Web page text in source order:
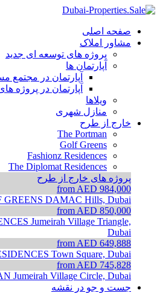
صفحه اصلی
مشاور املاک
پروژه های توسعه ای جدید
آپارتمان ها
آپارتمان در مجتمع
آپارتمان در پروژه
ویلاها
منازل شهری
خارج از طرح
The Portman
Golf Greens
Fashionz Residences
The Diplomat Residences
پروژه های خارج از طرح
from AED 984,000
GREENS DAMAC Hills, Dubai
from AED 850,000
Jumeirah Village Triangle,
Dubai
from AED 649,888
Town Square, Dubai
from AED 745,828
Jumeirah Village Circle, Dubai
جست و جو در نقشه